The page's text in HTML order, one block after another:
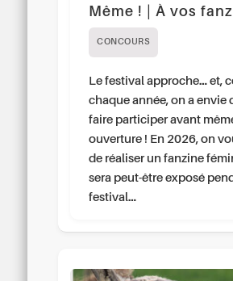
Même ! | À vos
CONCOURS
Le festival approche… et,
chaque année, on a envie
faire participer avant
ouverture ! En 2026, on
de réaliser un fanzine
sera peut-être exposé
festival…